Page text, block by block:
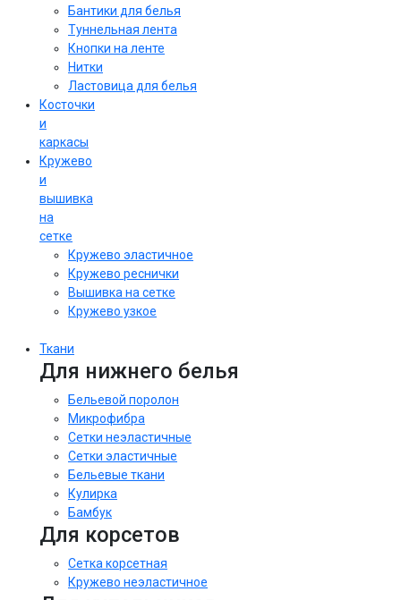
Бантики для белья
Туннельная лента
Кнопки на ленте
Нитки
Ластовица для белья
Косточки
и
каркасы
Кружево
и
вышивка
на
сетке
Кружево эластичное
Кружево реснички
Вышивка на сетке
Кружево узкое
Ткани
Для нижнего белья
Бельевой поролон
Микрофибра
Сетки неэластичные
Сетки эластичные
Бельевые ткани
Кулирка
Бамбук
Для корсетов
Сетка корсетная
Кружево неэластичное